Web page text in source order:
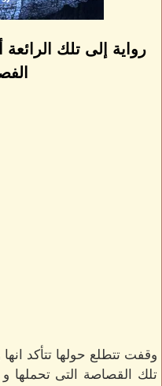
رواية إلى تلك
وقفت تتطلع حولها تتأكد
تلك القصاصة التى تحملها